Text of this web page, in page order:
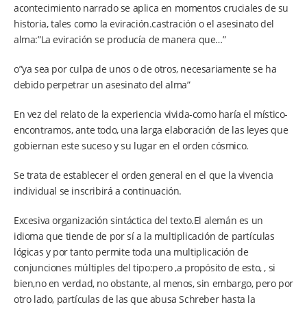
acontecimiento narrado se aplica en momentos cruciales de su
historia, tales como la eviración.castración o el asesinato del
alma:”La eviración se producía de manera que…”
o”ya sea por culpa de unos o de otros, necesariamente se ha
debido perpetrar un asesinato del alma”
En vez del relato de la experiencia vivida-como haría el místico-
encontramos, ante todo, una larga elaboración de las leyes que
gobiernan este suceso y su lugar en el orden cósmico.
Se trata de establecer el orden general en el que la vivencia
individual se inscribirá a continuación.
Excesiva organización sintáctica del texto.El alemán es un
idioma que tiende de por sí a la multiplicación de partículas
lógicas y por tanto permite toda una multiplicación de
conjunciones múltiples del tipo:pero ,a propósito de esto, , si
bien,no en verdad, no obstante, al menos, sin embargo, pero por
otro lado, partículas de las que abusa Schreber hasta la